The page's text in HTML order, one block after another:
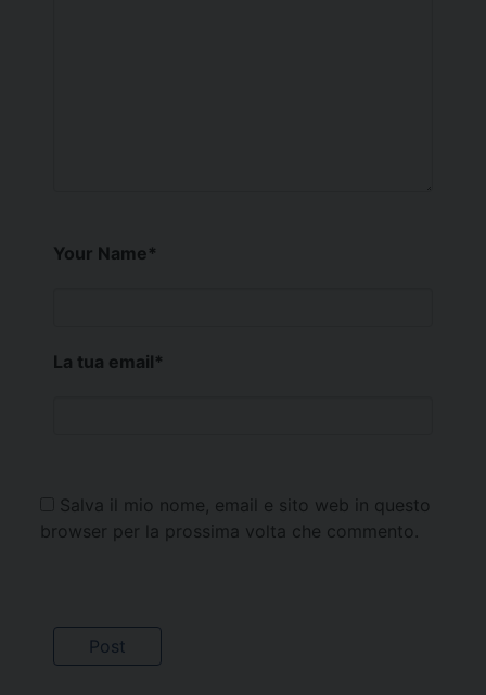
Your Name*
La tua email*
Salva il mio nome, email e sito web in questo
browser per la prossima volta che commento.